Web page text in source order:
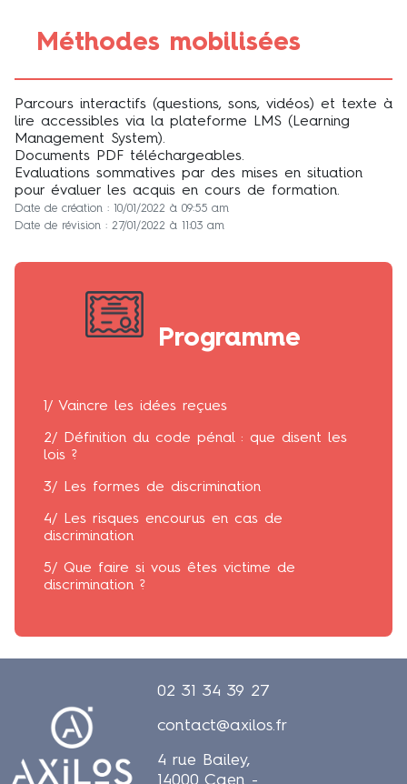
Méthodes mobilisées
Parcours interactifs (questions, sons, vidéos) et texte à
lire accessibles via la plateforme LMS (Learning
Management System).
Documents PDF téléchargeables.
Evaluations sommatives par des mises en situation
pour évaluer les acquis en cours de formation.
Date de création : 10/01/2022 à 09:55 am
Date de révision : 27/01/2022 à 11:03 am
Programme
1/ Vaincre les idées reçues
2/ Définition du code pénal : que disent les
lois ?
3/ Les formes de discrimination
4/ Les risques encourus en cas de
discrimination
5/ Que faire si vous êtes victime de
discrimination ?
02 31 34 39 27
contact@axilos.fr
4 rue Bailey,
14000 Caen -